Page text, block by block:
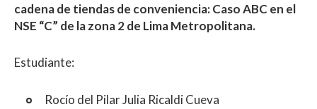
cadena de tiendas de conveniencia: Caso ABC en el
NSE “C” de la zona 2 de Lima Metropolitana.
Estudiante:
Rocío del Pilar Julia Ricaldi Cueva